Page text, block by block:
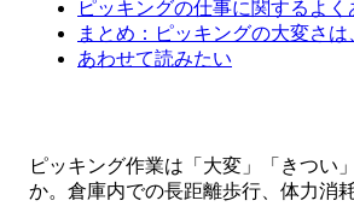
ピッキングの仕事に関するよく
まとめ：ピッキングの大変さ
あわせて読みたい
ピッキング作業は「大変」「きつい
か。倉庫内での長距離歩行、体力消